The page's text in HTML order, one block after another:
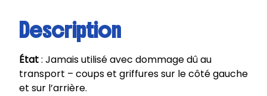
Description
État: Jamais utilisé avec dommage dû au
transport – coups et griffures sur le côté gauche
et sur l’arrière.